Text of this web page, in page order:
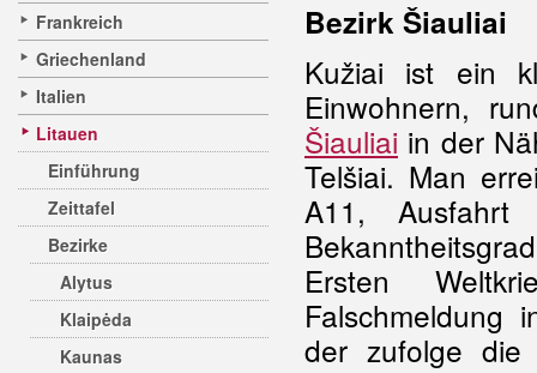
Frankreich
Griechenland
Italien
Litauen
Einführung
Zeittafel
Bezirke
Alytus
Klaipėda
Kaunas
Bezirk Šiauliai
Kužiai ist ein
Einwohnern,
Šiauliai in der
Telšiai. Man
A11, Ausfahrt
Ersten
Falschmeldung
der zufolge die